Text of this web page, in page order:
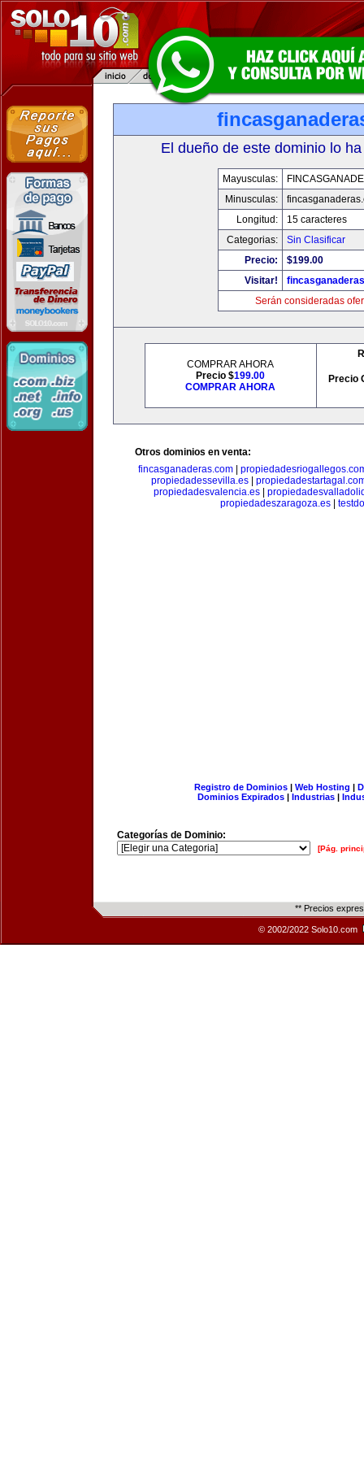
El dueño de este dominio lo
Mayusculas:
Minusculas:
Longitud:
15 caracteres
Categorias:
Sin Clasificar
Precio:
$199.00
Visitar!
Serán consideradas
COMPRAR AHORA
Precio $199.00
COMPRAR AHORA
Precio
Otros dominios en venta:
fincasganaderas.com
propiedadessevilla.es
propiedadesvalencia.es|
propiedadeszaragoza.es|
Registro de Dominios| Web Hosting |
Dominios Expirados | Industrias |
Categorías de Dominio:
[Pág.
** Precios
© 2002/2022 Solo10.com